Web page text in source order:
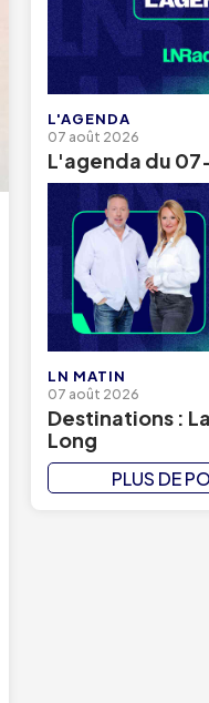
L'AGENDA
07 août 2026
L'agenda du
LN MATIN
07 août 2026
Destinations :
Long
PLUS DE